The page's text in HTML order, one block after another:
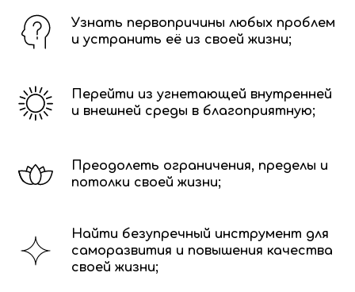
Узнать первопричины любых проблем
и устранить её из своей жизни;
Перейти из угнетающей внутренней
и внешней среды в благоприятную;
Преодолеть ограничения, пределы и
потолки своей жизни;
Найти безупречный инструмент для
саморазвития и повышения качества
своей жизни;